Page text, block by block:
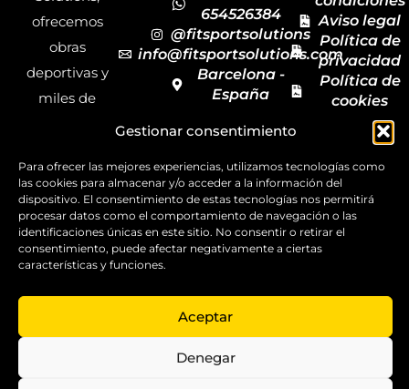
Gestionar consentimiento
Para ofrecer las mejores experiencias, utilizamos tecnologías como
las cookies para almacenar y/o acceder a la información del
dispositivo. El consentimiento de estas tecnologías nos permitirá
procesar datos como el comportamiento de navegación o las
identificaciones únicas en este sitio. No consentir o retirar el
consentimiento, puede afectar negativamente a ciertas
características y funciones.
Aceptar
Denegar
ofrecemos
obras
deportivas y
miles de
deportivos
para todas las
disciplinas,
garantizando
la calidad y el
Copyright ©
FitSport
Solutions
654526384
@fitsportsolutions
info@fitsportsolutions.com
Barcelona -
España
de contacto
Aviso legal
Política de
privacidad
Política de
cookies
Mapa del
sitio